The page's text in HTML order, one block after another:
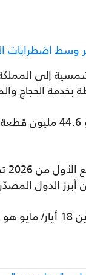
وسط اضطرابات
بخدمة الحجاج
الدول
والأحد، أعلنت المحكمة